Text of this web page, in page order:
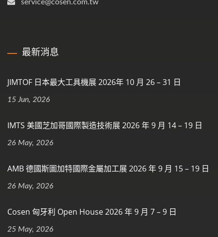
service@cosen.com.tw
最新消息
JIMTOF 日本最大工具機展 2026年 10 月 26 – 31 日
15 Jun, 2026
IMTS 美國芝加哥國際製造技術展 2026 年 9 月 14 – 19 日
26 May, 2026
AMB 德國斯圖加特國際金屬加工展 2026 年 9 月 15 – 19 日
26 May, 2026
Cosen 匈牙利 Open House 2026 年 9 月 7 – 9 日
25 May, 2026